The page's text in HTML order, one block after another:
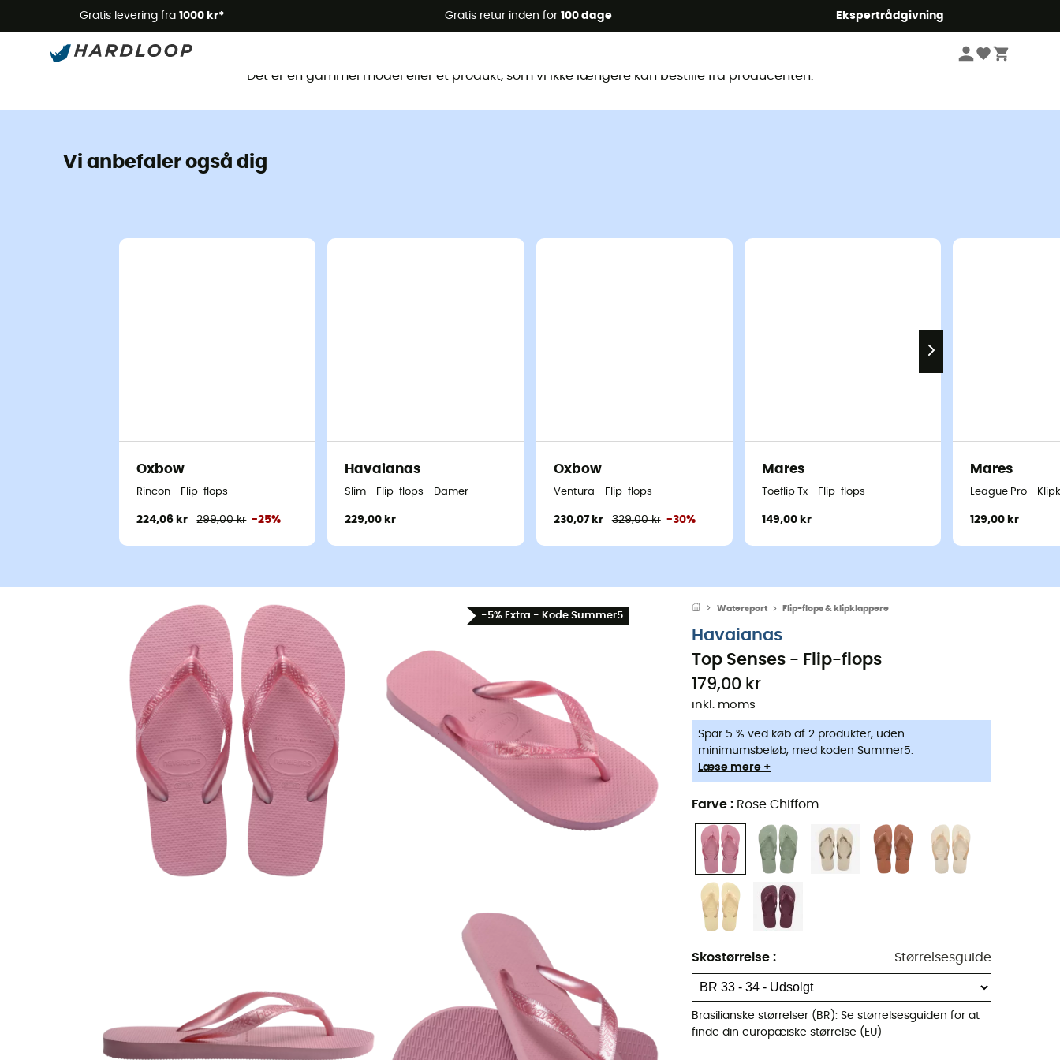
Gratis levering fra 1000 kr* Gratis retur inden for 100 dage Ekspertrådgivning
Det er en gammel model eller et produkt, som vi ikke længere kan bestille fra producenten.
Vi anbefaler også dig
Oxbow
Rincon - Flip-flops
224,06 kr 299,00 kr -25%
Havaianas
Slim - Flip-flops - Damer
229,00 kr
Oxbow
Ventura - Flip-flops
230,07 kr 329,00 kr -30%
Mares
Toeflip Tx - Flip-flops
149,00 kr
Mares
League Pro -
129,00 kr
-5% Extra - Kode Summer5
Watersport Flip-flops & klipklappere
Havaianas
Top Senses - Flip-flops
179,00 kr
inkl. moms
Spar 5 % ved køb af 2 produkter, uden
minimumsbeløb, med koden Summer5.
Læse mere +
Farve : Rose Chiffom
Skostørrelse : Størrelsesguide
Brasilianske størrelser (BR): Se størrelsesguiden for at
finde din europæiske størrelse (EU)